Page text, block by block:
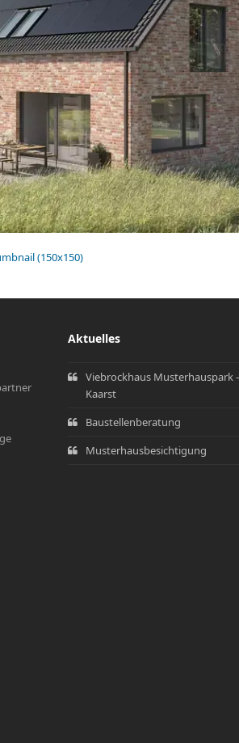
(150x150)
Aktuelles
Viebrockhaus Musterhauspark
Kaarst
Baustellenberatung
Musterhausbesichtigung